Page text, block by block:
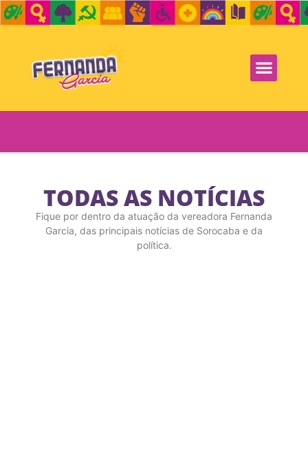
TODAS AS NOTÍCIAS
Fique por dentro da atuação da vereadora Fernanda
Garcia, das principais notícias de Sorocaba e da
política.